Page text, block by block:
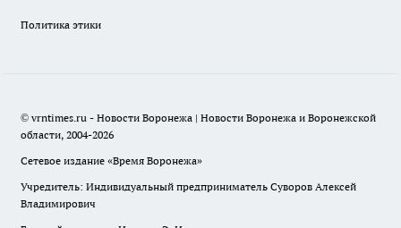
Политика этики
© vrntimes.ru - Новости Воронежа | Новости Воронежа и Воронежской
области, 2004-2026
Сетевое издание «Время Воронежа»
Учредитель: Индивидуальный предприниматель Суворов Алексей
Владимирович